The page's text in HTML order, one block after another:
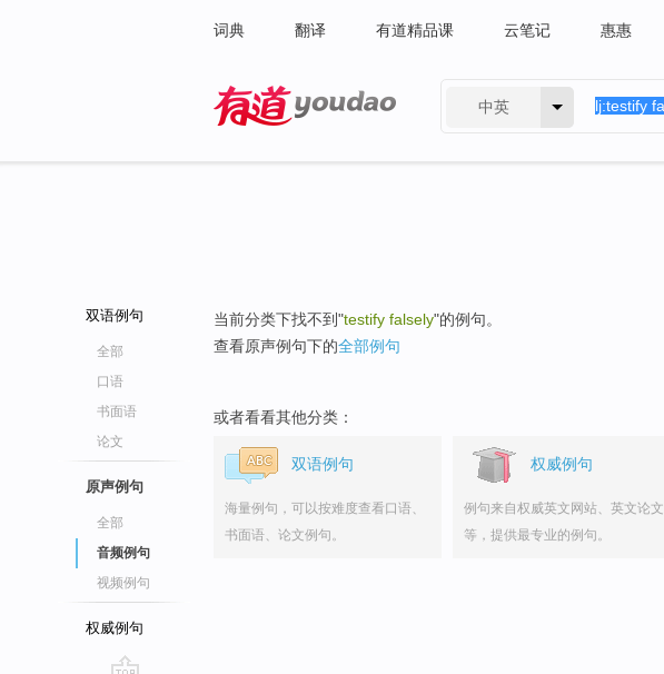
词典 翻译 有道精品课 云笔记 惠惠
中英
双语例句
全部
口语
书面语
论文
原声例句
全部
音频例句
视频例句
权威例句
当前分类下找不到"testify falsely"的例句。
查看原声例句下的全部例句
或者看看其他分类：
双语例句
海量例句，可以按难度查看口语、
书面语、论文例句。
权威例句
例句来自权威英文网站、英文论文
等，提供最专业的例句。